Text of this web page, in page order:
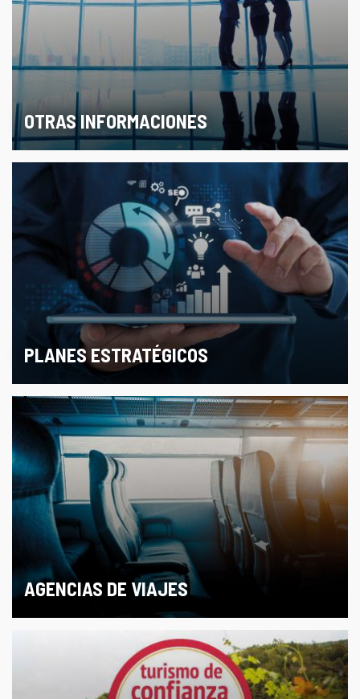
OTRAS INFORMACIONES
PLANES ESTRATÉGICOS
AGENCIAS DE VIAJES